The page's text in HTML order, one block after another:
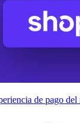
de pago del